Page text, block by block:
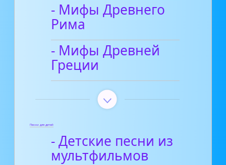
- Мифы Древнего
Рима
- Мифы Древней
Греции
Песни для детей
- Детские песни из
мультфильмов